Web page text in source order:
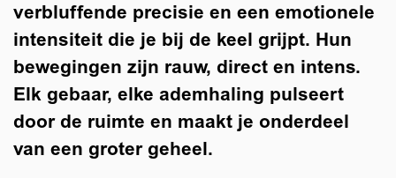
verbluffende precisie en een emotionele
intensiteit die je bij de keel grijpt. Hun
bewegingen zijn rauw, direct en intens.
Elk gebaar, elke ademhaling pulseert
door de ruimte en maakt je onderdeel
van een groter geheel.